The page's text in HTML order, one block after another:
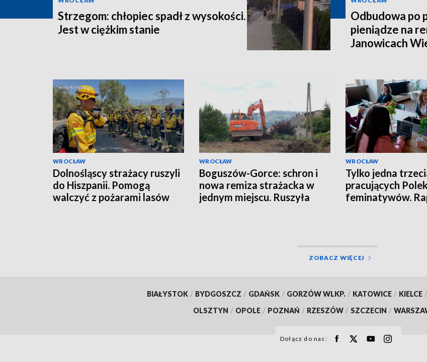
Strzegom: chłopiec spadł z wysokości.
Jest w ciężkim stanie
Odbudowa po
pieniądze na
Janowicach
WROCŁAW
Dolnośląscy strażacy ruszyli
do Hiszpanii. Pomogą
walczyć z pożarami lasów
WROCŁAW
Boguszów-Gorce: schron i
nowa remiza strażacka w
jednym miejscu. Ruszyła
WROCŁAW
Tylko jedna
pracujących
feminatywów.
ZOBACZ WIĘCEJ
BIAŁYSTOK / BYDGOSZCZ / GDAŃSK / GORZÓW WLKP. / KATOWICE / KIELCE /
OLSZTYN / OPOLE / POZNAŃ / RZESZÓW / SZCZECIN /
Dołącz do nas: